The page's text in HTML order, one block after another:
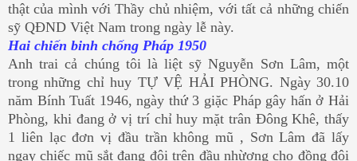
thật của mình với Thầy chủ nhiệm, với tất cả những chiến
sỹ QĐND Việt Nam trong ngày lễ này.
Hai chiến binh chống Pháp 1950
Anh trai cả chúng tôi là liệt sỹ Nguyễn Sơn Lâm, một
trong những chỉ huy TỰ VỆ HẢI PHÒNG. Ngày 30.10
năm Bính Tuất 1946, ngày thứ 3 giặc Pháp gây hấn ở Hải
Phòng, khi đang ở vị trí chỉ huy mặt trân Đông Khê, thấy
1 liên lạc đơn vị đầu trần không mũ , Sơn Lâm đã lấy
ngay chiếc mũ sắt đang đội trên đầu nhừơng cho đồng đội